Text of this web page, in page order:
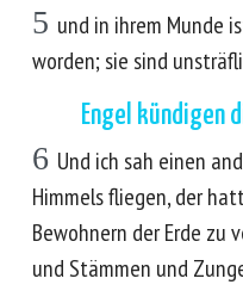
5 und in ihrem Munde
worden; sie sind
Engel kündigen
6 Und ich sah einen
Himmels fliegen, der
Bewohnern der Erde zu
und Stämmen und